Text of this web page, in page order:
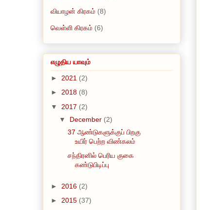
வியாழன் கிரகம் (8)
வெள்ளி கிரகம் (6)
எழுதிய யாவும்
► 2021 (2)
► 2018 (8)
▼ 2017 (2)
▼ December (2)
37 ஆண்டுகளுக்குப் பிறகு
உயிர் பெற்ற விண்கலம்
சந்திரனில் பெரிய குகை
கண்டுபிடிப்பு
► 2016 (2)
► 2015 (37)